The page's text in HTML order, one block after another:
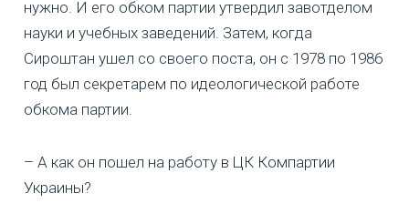
нужно. И его обком партии утвердил завотделом
науки и учебных заведений. Затем, когда
Сироштан ушел со своего поста, он с 1978 по 1986
год был секретарем по идеологической работе
обкома партии.
– А как он пошел на работу в ЦК Компартии
Украины?